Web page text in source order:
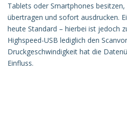
Tablets oder Smartphones
übertragen und sofort ausdrucken.
heute Standard – hierbei ist jedoch
Highspeed-USB lediglich den
Druckgeschwindigkeit hat die
Einfluss.